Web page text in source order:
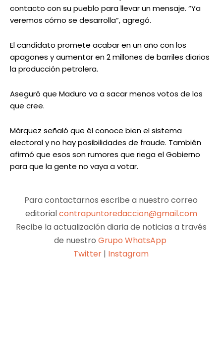
contacto con su pueblo para llevar un mensaje. “Ya
veremos cómo se desarrolla”, agregó.
El candidato promete acabar en un año con los
apagones y aumentar en 2 millones de barriles diarios
la producción petrolera.
Aseguró que Maduro va a sacar menos votos de los
que cree.
Márquez señaló que él conoce bien el sistema
electoral y no hay posibilidades de fraude. También
afirmó que esos son rumores que riega el Gobierno
para que la gente no vaya a votar.
Para contactarnos escribe a nuestro correo
editorialcontrapuntoredaccion@gmail.com
Recibe la actualización diaria de noticias a través
de nuestro Grupo WhatsApp
Twitter | Instagram